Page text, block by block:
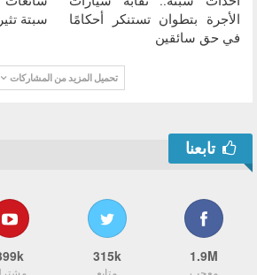
الأجرة بتطوان تستنكر أحكامًا
في حق سائقين
سبتة
تحميل المزيد من المشاركات
تابعنا
1.9M
معجب
315k
متابع